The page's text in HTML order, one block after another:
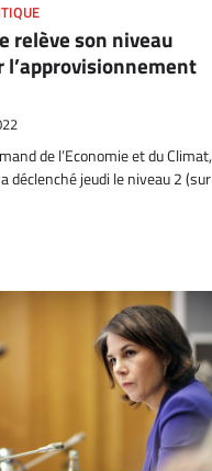
relève son niveau
l’approvisionnement
de l’Economie et du Climat,
déclenché jeudi le niveau 2 (sur